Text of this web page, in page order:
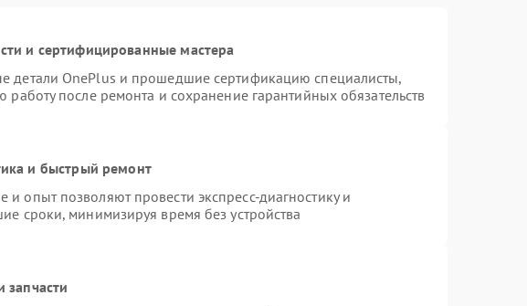
и сертифицированные мастера
детали OnePlus и прошедшие сертификацию специалисты,
работу после ремонта и сохранение гарантийных обязательств
и быстрый ремонт
опыт позволяют провести экспресс-диагностику и
сроки, минимизируя время без устройства
запчасти